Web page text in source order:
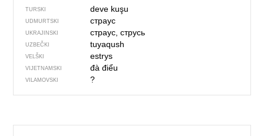
TURSKI deve kuşu
UDMURTSKI страус
UKRAJINSKI страус, струсь
UZBEČKI tuyaqush
VELŠKI estrys
VIJETNAMSKI đà điểu
VILAMOVSKI ?